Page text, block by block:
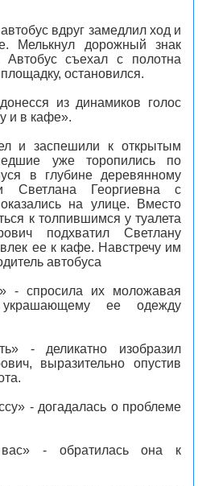
вдруг замедлил ход и
Мелькнул дорожный знак
съехал с полотна
остановился.
из динамиков голос
и в кафе».
и заспешили к открытым
уже торопились по
в глубине деревянному
Светлана Георгиевна с
на улице. Вместо
к толпившимся у туалета
подхватил Светлану
ее к кафе. Навстречу им
автобуса
- спросила их моложавая
ее одежду
- деликатно изобразил
выразительно опустив
- догадалась о проблеме
- обратилась она к